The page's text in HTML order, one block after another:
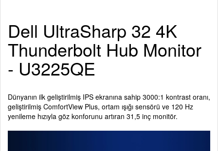
Dell UltraSharp 32 4K
Thunderbolt Hub Monitor
- U3225QE
Dünyanın ilk geliştirilmiş IPS ekranına sahip 3000:1 kontrast oranı,
geliştirilmiş ComfortView Plus, ortam ışığı sensörü ve 120 Hz
yenileme hızıyla göz konforunu artıran 31,5 inç monitör.